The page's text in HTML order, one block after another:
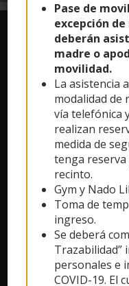
CREADO
Pase de
excepción
deberán
madre o
movilidad.
La asistencia
modalidad de
vía telefónica
realizan
medida de
tenga
recinto.
Gym y Nado
Toma de
ingreso.
Se deberá
Trazabilidad”
personales e
COVID-19. El